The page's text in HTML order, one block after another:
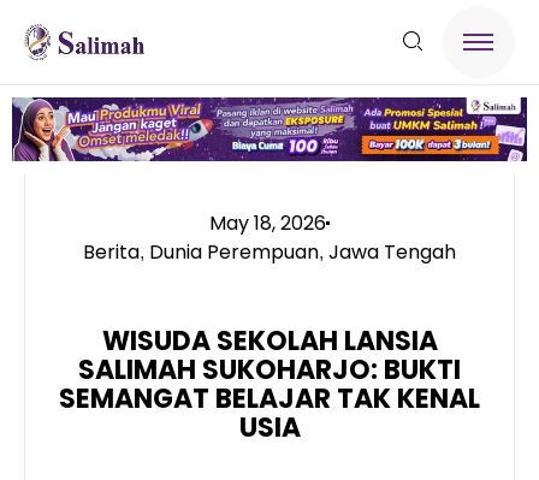
May 18, 2026
Berita, Dunia Perempuan, Jawa Tengah
WISUDA SEKOLAH LANSIA
SALIMAH SUKOHARJO: BUKTI
SEMANGAT BELAJAR TAK KENAL
USIA